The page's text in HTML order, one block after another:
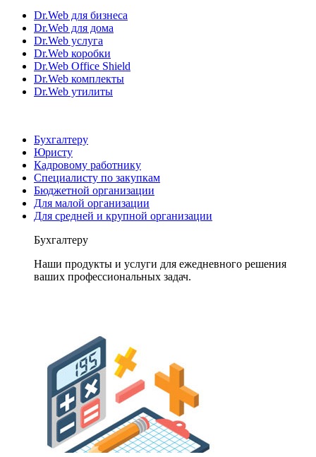
Dr.Web для бизнеса
Dr.Web для дома
Dr.Web услуга
Dr.Web коробки
Dr.Web Office Shield
Dr.Web комплекты
Dr.Web утилиты
Бухгалтеру
Юристу
Кадровому работнику
Специалисту по закупкам
Бюджетной организации
Для малой организации
Для средней и крупной организации
Бухгалтеру
Наши продукты и услуги для ежедневного решения
ваших профессиональных задач.